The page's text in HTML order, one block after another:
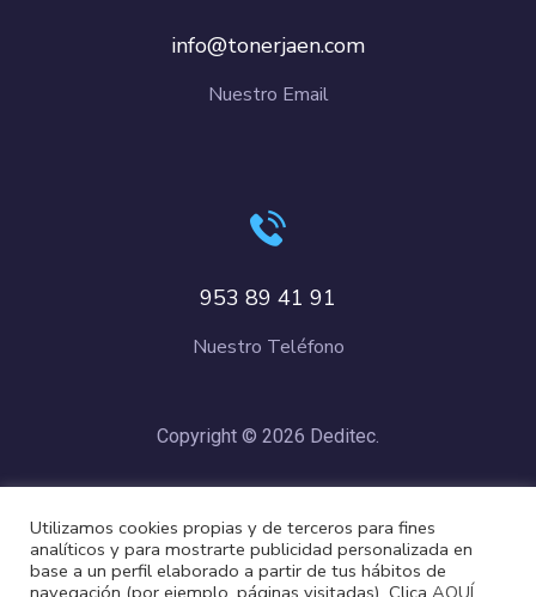
info@tonerjaen.com
Nuestro Email
953 89 41 91
Nuestro Teléfono
Copyright © 2026 Deditec.
Cookies
Utilizamos cookies propias y de terceros para fines
analíticos y para mostrarte publicidad personalizada en
base a un perfil elaborado a partir de tus hábitos de
navegación (por ejemplo, páginas visitadas). Clica AQUÍ